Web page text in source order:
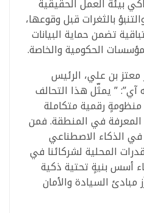
بيئة العمل الحقيقية
بالثغرات قبل وقوعها،
تضمن حماية البيانات
الحكومية والخاصة.
معتز بن علي، الرئيس
آي”: ” يمثّل هذا التحالف
منظومةٍ رقمية متكاملة
في المنطقة. فمن
في الذكاء الاصطناعي
المحلية لشركائنا في
أسس بنيةٍ تحتية ذكية
السيادة والأمان